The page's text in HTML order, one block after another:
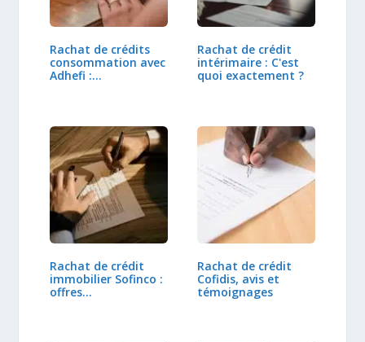
Rachat de crédits
consommation avec
Adhefi :…
Rachat de crédit
intérimaire : C'est
quoi exactement ?
Rachat de crédit
immobilier Sofinco :
offres…
Rachat de crédit
Cofidis, avis et
témoignages